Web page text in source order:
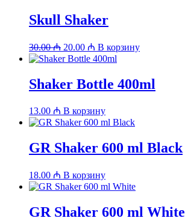
Skull Shaker
30.00₼ Первоначальная
цена
составляла
30.00 ₼.
20.00 ₼ Текущая
цена:
В корзину
Shaker Bottle 400ml
13.00 ₼ В корзину
GR Shaker 600 ml Black
18.00 ₼ В корзину
GR Shaker 600 ml White